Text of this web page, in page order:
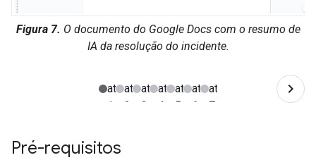
Figura 7. O documento do Google Docs com o resumo de
IA da resolução do incidente.
Pré-requisitos